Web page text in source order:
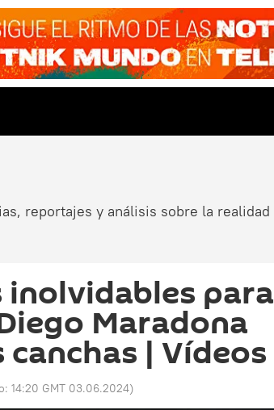
reportajes y análisis sobre la realidad
inolvidables para
Maradona
| Vídeos
14:20 GMT 03.06.2024)